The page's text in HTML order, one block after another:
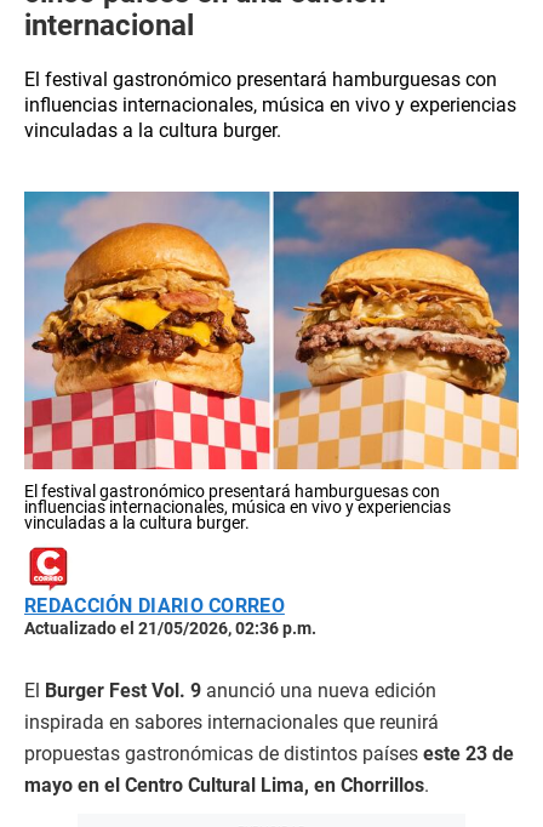
internacional
El festival gastronómico presentará hamburguesas con
influencias internacionales, música en vivo y experiencias
vinculadas a la cultura burger.
El festival gastronómico presentará hamburguesas con
influencias internacionales, música en vivo y experiencias
vinculadas a la cultura burger.
REDACCIÓN DIARIO CORREO
Actualizado el 21/05/2026, 02:36 p.m.
El Burger Fest Vol. 9 anunció una nueva edición
inspirada en sabores internacionales que reunirá
propuestas gastronómicas de distintos países este 23 de
mayo en el Centro Cultural Lima, en Chorrillos.